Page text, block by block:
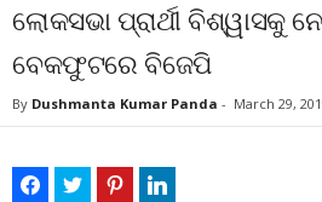
ଲୋକସଭା ପ୍ରାର୍ଥୀ ବିଶ୍ୱାସକୁ
ବେକଫୁଟରେ ବିଜେପି
By Dushmanta Kumar Panda - March 29,